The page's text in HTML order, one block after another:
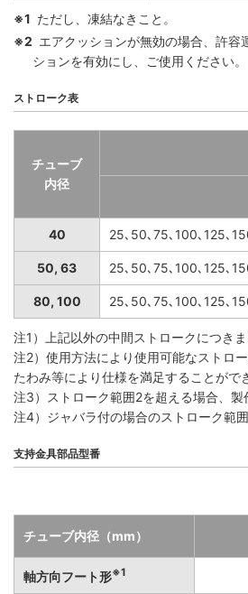
※1 ただし、凍結なきこと。
※2 エアクッションが無効の場合、許
ションを有効にし、ご使用ください。
ストローク表
チューブ
内径
40 25､50､75､100､125､
50, 63 25､50､75､100､125､
80, 100 25､50､75､100､125､
注1）上記以外の中間ストロークにつき
注2）使用方法により使用可能なストロ
たわみ等により仕様を満足することが
注3）ストローク範囲2を超える場合、
注4）ジャバラ付の場合のストローク範
支持金具部品型番
チューブ内径（mm）
軸方向フート形※1